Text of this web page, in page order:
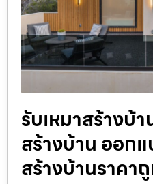
รับเหมาสร้างบ้
สร้างบ้าน ออก
สร้างบ้านราคา